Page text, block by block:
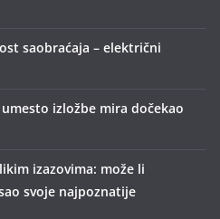
saobraćaja – električni
izložbe mira dočekao
izazovima: može li
svoje najpoznatije